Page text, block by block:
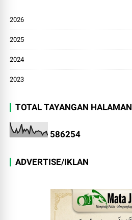
2026
2025
2024
2023
TOTAL TAYANGAN HALAMAN
586254
ADVERTISE/IKLAN